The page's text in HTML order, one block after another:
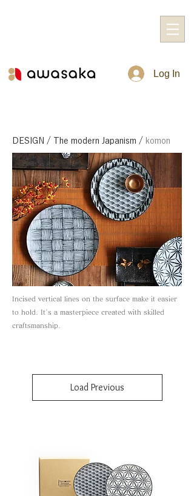
Log In
DESIGN / The modern Japanism / komon
Incised vertical lines on the surface make it easier
to hold. It's a masterpiece created with skilled
craftsmanship.
Load Previous